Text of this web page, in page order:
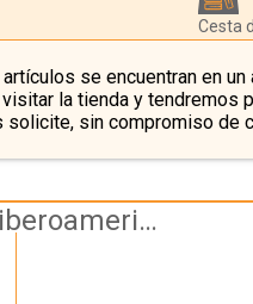
Cesta
se encuentran en un
la tienda y tendremos
solicite, sin compromiso de
Autores españoles e iberoamericanos